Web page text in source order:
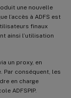
une nouvelle
l’accès à ADFS est
finaux
ainsi l’utilisation
un proxy, en
Par conséquent, les
en charge
ADFSPIP.